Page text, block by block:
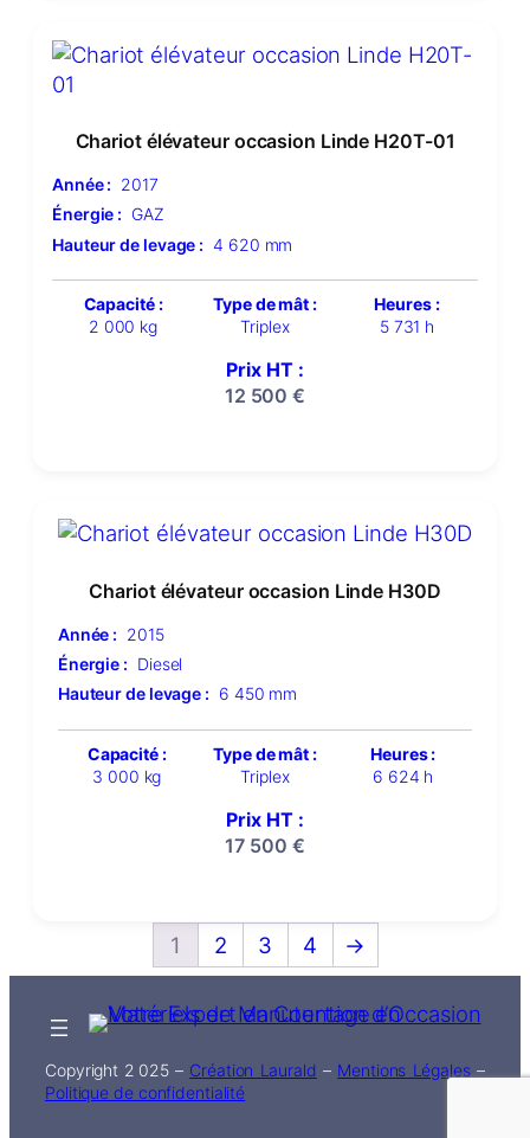
Chariot élévateur occasion Linde H20T-01
Année : 2017
Énergie : GAZ
Hauteur de levage : 4 620 mm
Capacité :
2 000 kg
Type de mât :
Triplex
Heures :
5 731 h
Prix HT :
12 500€
Chariot élévateur occasion Linde H30D
Année : 2015
Énergie : Diesel
Hauteur de levage : 6 450 mm
Capacité :
3 000 kg
Type de mât :
Triplex
Heures :
6 624 h
Prix HT :
17 500 €
1 2 3 4 →
Copyright 2 025 – Création Laurald – Mentions Légales–
Politique de confidentialité